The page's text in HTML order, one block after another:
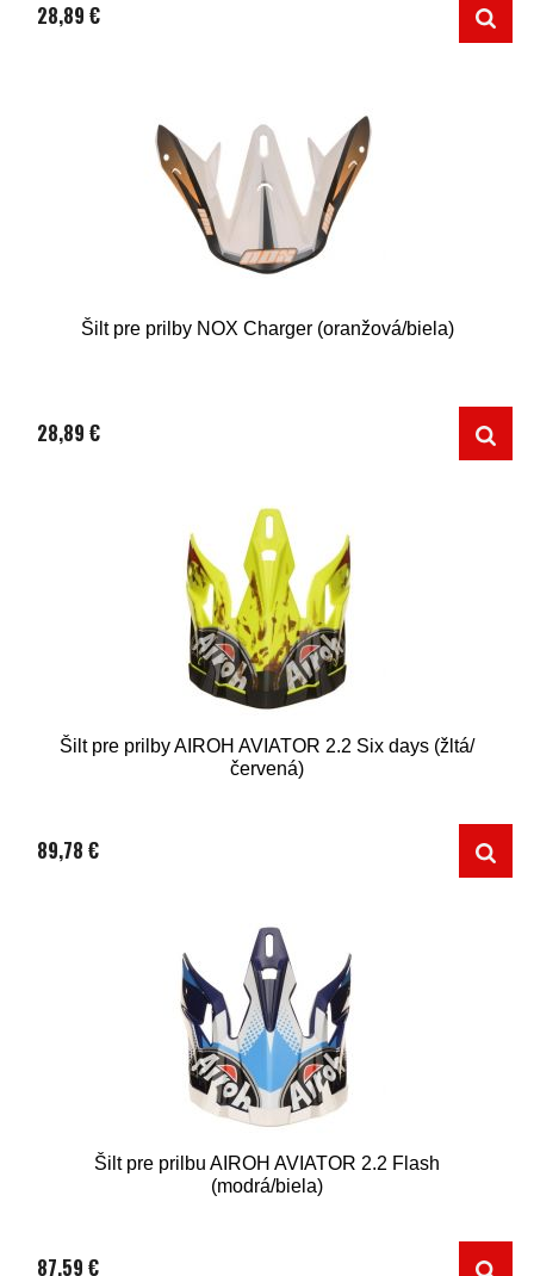
28,89 €
Šilt pre prilby NOX Charger (oranžová/biela)
28,89 €
Šilt pre prilby AIROH AVIATOR 2.2 Six days (žltá/
červená)
89,78 €
Šilt pre prilbu AIROH AVIATOR 2.2 Flash
(modrá/biela)
87,59 €